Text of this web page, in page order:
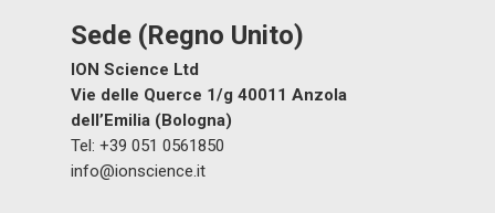
Sede (Regno Unito)
ION Science Ltd
Vie delle Querce 1/g 40011 Anzola
dell’Emilia (Bologna)
Tel: +39 051 0561850
info@ionscience.it
Notizia